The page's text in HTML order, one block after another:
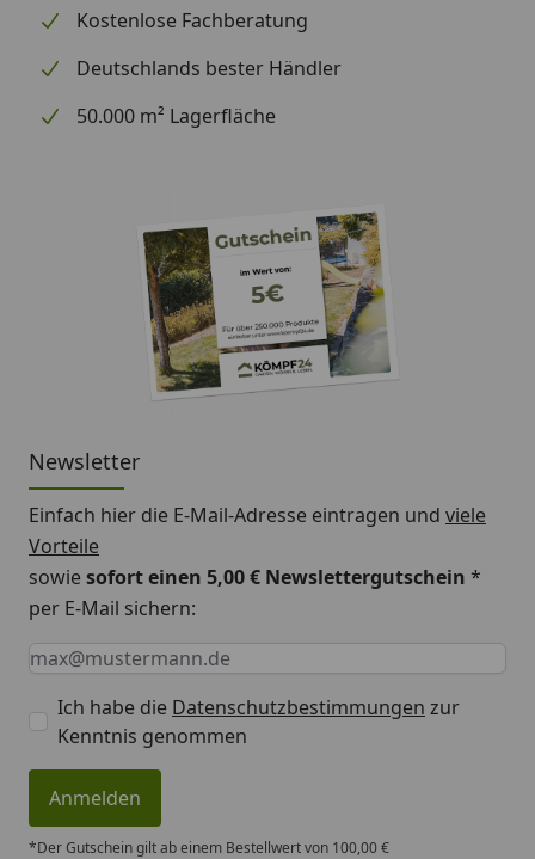
Kostenlose Fachberatung
Deutschlands bester Händler
50.000 m² Lagerfläche
Newsletter
Einfach hier die E-Mail-Adresse eintragen und viele
Vorteile
sowiesofort einen 5,00 € Newslettergutschein *
per E-Mail sichern:
Keine Eingabe erforderlich
Eingabe erforderlich
E-Mail *
Ich habe die Datenschutzbestimmungen zur
Kenntnis genommen
Anmelden
*Der Gutschein gilt ab einem Bestellwert von 100,00 €